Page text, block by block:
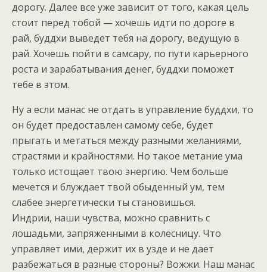
дорогу. Далее все уже зависит от того, какая цель
стоит перед тобой — хочешь идти по дороге в
рай, буддхи выведет тебя на дорогу, ведущую в
рай. Хочешь пойти в самсару, по пути карьерного
роста и зарабатывания денег, буддхи поможет
тебе в этом.
Ну а если манас не отдать в управление буддхи, то
он будет предоставлен самому себе, будет
прыгать и метаться между разными желаниями,
страстями и крайностями. Но такое метание ума
только истощает твою энергию. Чем больше
мечется и блуждает твой обыденный ум, тем
слабее энергетически ты становишься.
Индрии, наши чувства, можно сравнить с
лошадьми, запряженными в колесницу. Что
управляет ими, держит их в узде и не дает
разбежаться в разные стороны? Вожжи. Наш манас